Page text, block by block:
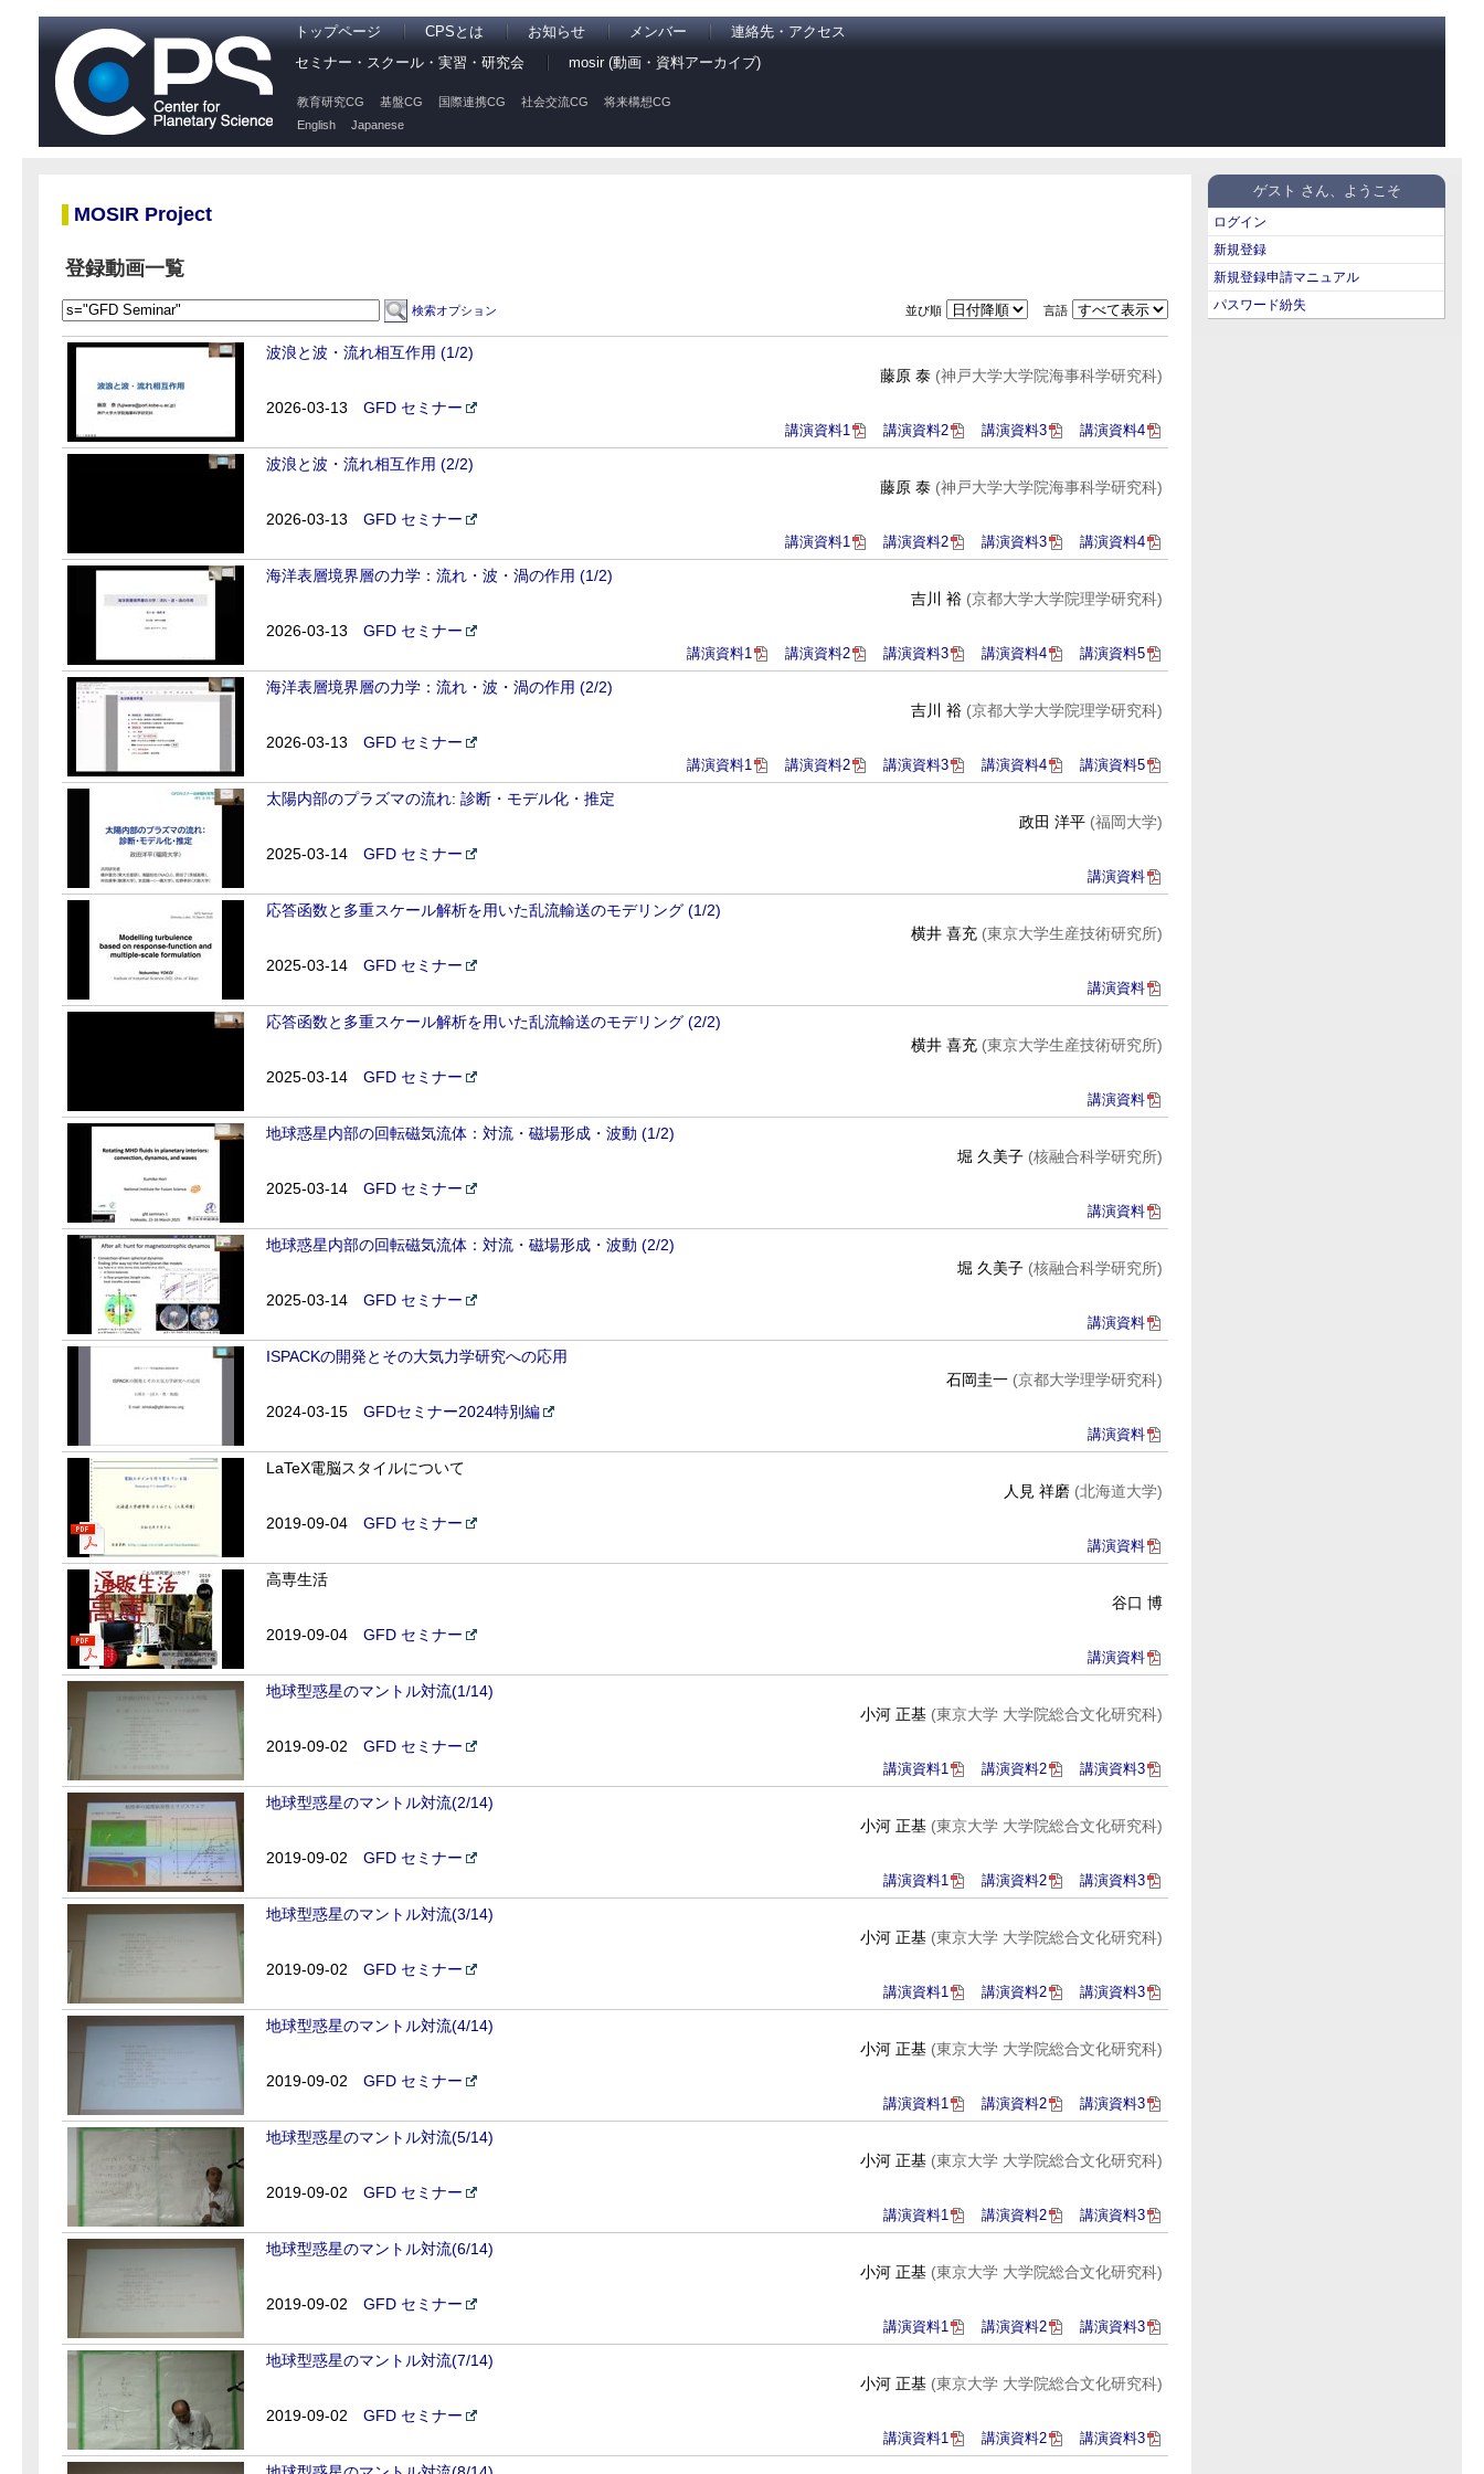
トップページ CPSとは お知らせ メンバー
連絡先・アクセス
セミナー・スクール・実習・研究会
mosir (動画・資料アーカイブ)
教育研究CG 基盤CG 国際連携CG 社会交流CG
将来構想CG
English
Japanese
ゲスト さん、ようこそ
ログイン
新規登録
新規登録申請マニュアル
パスワード紛失
MOSIR Project
登録動画一覧
検索オプション 並び順 言語
波浪と波・流れ相互作用 (1/2)
藤原 泰 (神戸大学大学院海事科学研究科)
2026-03-13
GFD セミナー
講演資料1 講演資料2 講演資料3 講演資料4
波浪と波・流れ相互作用 (2/2)
藤原 泰 (神戸大学大学院海事科学研究科)
2026-03-13
GFD セミナー
講演資料1 講演資料2 講演資料3 講演資料4
海洋表層境界層の力学：流れ・波・渦の作用 (1/2)
吉川 裕 (京都大学大学院理学研究科)
2026-03-13
GFD セミナー
講演資料1 講演資料2 講演資料3 講演資料4 講演資料5
海洋表層境界層の力学：流れ・波・渦の作用 (2/2)
吉川 裕 (京都大学大学院理学研究科)
2026-03-13
GFD セミナー
講演資料1 講演資料2 講演資料3 講演資料4 講演資料5
太陽内部のプラズマの流れ: 診断・モデル化・推定
政田 洋平 (福岡大学)
2025-03-14
GFD セミナー
講演資料
応答函数と多重スケール解析を用いた乱流輸送のモデリング (1/2)
横井 喜充 (東京大学生産技術研究所)
2025-03-14
GFD セミナー
講演資料
応答函数と多重スケール解析を用いた乱流輸送のモデリング (2/2)
横井 喜充 (東京大学生産技術研究所)
2025-03-14
GFD セミナー
講演資料
地球惑星内部の回転磁気流体：対流・磁場形成・波動 (1/2)
堀 久美子 (核融合科学研究所)
2025-03-14
GFD セミナー
講演資料
地球惑星内部の回転磁気流体：対流・磁場形成・波動 (2/2)
堀 久美子 (核融合科学研究所)
2025-03-14
GFD セミナー
講演資料
ISPACKの開発とその大気力学研究への応用
石岡圭一 (京都大学理学研究科)
2024-03-15
GFDセミナー2024特別編
講演資料
LaTeX電脳スタイルについて
人見 祥磨 (北海道大学)
2019-09-04
GFD セミナー
講演資料
高専生活
谷口 博
2019-09-04
GFD セミナー
講演資料
地球型惑星のマントル対流(1/14)
小河 正基 (東京大学 大学院総合文化研究科)
2019-09-02
GFD セミナー
講演資料1 講演資料2 講演資料3
地球型惑星のマントル対流(2/14)
小河 正基 (東京大学 大学院総合文化研究科)
2019-09-02
GFD セミナー
講演資料1 講演資料2 講演資料3
地球型惑星のマントル対流(3/14)
小河 正基 (東京大学 大学院総合文化研究科)
2019-09-02
GFD セミナー
講演資料1 講演資料2 講演資料3
地球型惑星のマントル対流(4/14)
小河 正基 (東京大学 大学院総合文化研究科)
2019-09-02
GFD セミナー
講演資料1 講演資料2 講演資料3
地球型惑星のマントル対流(5/14)
小河 正基 (東京大学 大学院総合文化研究科)
2019-09-02
GFD セミナー
講演資料1 講演資料2 講演資料3
地球型惑星のマントル対流(6/14)
小河 正基 (東京大学 大学院総合文化研究科)
2019-09-02
GFD セミナー
講演資料1 講演資料2 講演資料3
地球型惑星のマントル対流(7/14)
小河 正基 (東京大学 大学院総合文化研究科)
2019-09-02
GFD セミナー
講演資料1 講演資料2 講演資料3